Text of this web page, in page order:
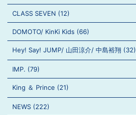
CLASS SEVEN (12)
DOMOTO/ KinKi Kids (66)
Hey! Say! JUMP/ 山田涼介/ 中島裕翔 (32)
IMP. (79)
King ＆ Prince (21)
NEWS (222)